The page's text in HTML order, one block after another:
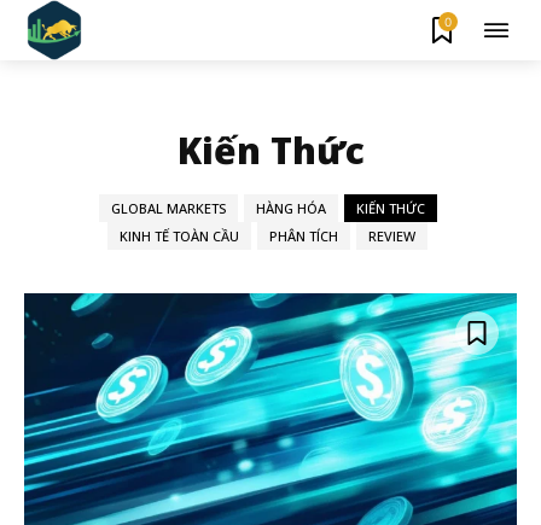
0
Kiến Thức
GLOBAL MARKETS HÀNG HÓA
KIẾN THỨC
KINH TẾ TOÀN CẦU
PHÂN TÍCH REVIEW